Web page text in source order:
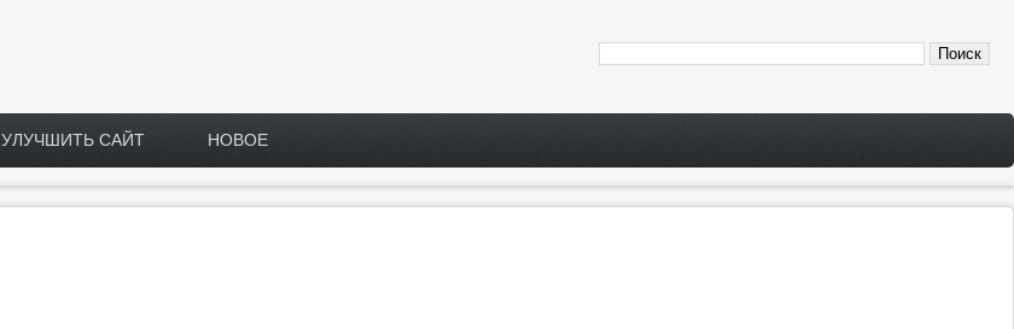
УЛУЧШИТЬ САЙТ НОВОЕ